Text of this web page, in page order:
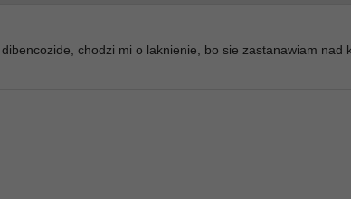
chodzi mi o laknienie, bo sie zastanawiam nad